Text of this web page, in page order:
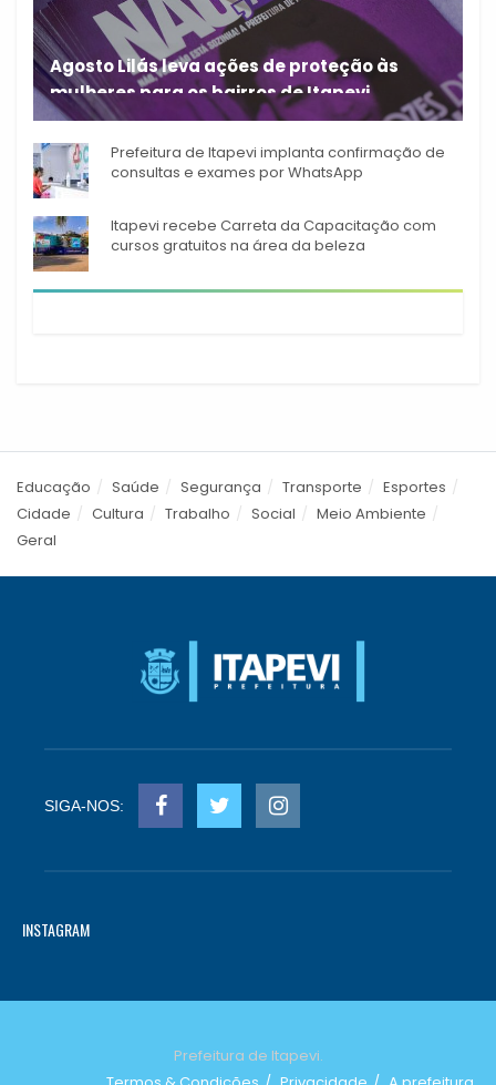
Agosto Lilás leva ações de proteção às
mulheres para os bairros de Itapevi
Durante o mês de agosto,
Prefeitura de Itapevi implanta confirmação de
consultas e exames por WhatsApp
Itapevi recebe Carreta da Capacitação com
cursos gratuitos na área da beleza
Educação Saúde Segurança Transporte
Esportes
Cidade
Cultura Trabalho Social
Meio Ambiente
Geral
SIGA-NOS:
INSTAGRAM
Prefeitura de Itapevi.